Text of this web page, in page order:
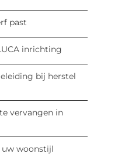
past
inrichting
bij herstel
vervangen in
uw woonstijl